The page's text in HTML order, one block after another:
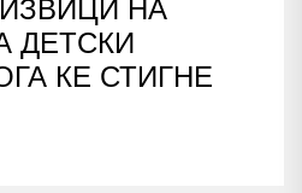
НА
ДЕТСКИ
КЕ СТИГНЕ